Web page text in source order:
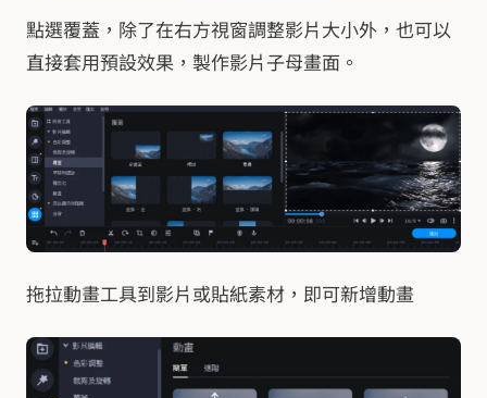
點選覆蓋，除了在右方視窗調整影片大小外，也可以
直接套用預設效果，製作影片子母畫面。
拖拉動畫工具到影片或貼紙素材，即可新增動畫